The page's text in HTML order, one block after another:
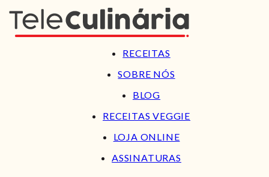
RECEITAS
SOBRE NÓS
BLOG
RECEITAS VEGGIE
LOJA ONLINE
ASSINATURAS